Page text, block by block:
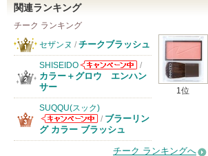
関連ランキング
チーク ランキング
1位
セザンヌ / チークブラッシュ
SHISEIDO
SHISEIDOから
/
カラー＋グロウ エンハン
サー
SUQQU(スック)
SUQQU(スッ
ク)からのお知
/ ブラーリン
グ カラー ブラッシュ
チーク ランキングへ